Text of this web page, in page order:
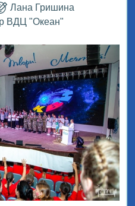
Лана Гришина
ВДЦ "Океан"